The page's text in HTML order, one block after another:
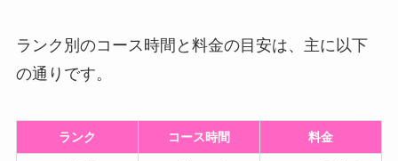
ランク別のコース時間と料金の目安は、主に以下
の通りです。
ランク コース時間 料金